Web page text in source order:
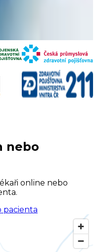
nebo
online nebo
pacienta